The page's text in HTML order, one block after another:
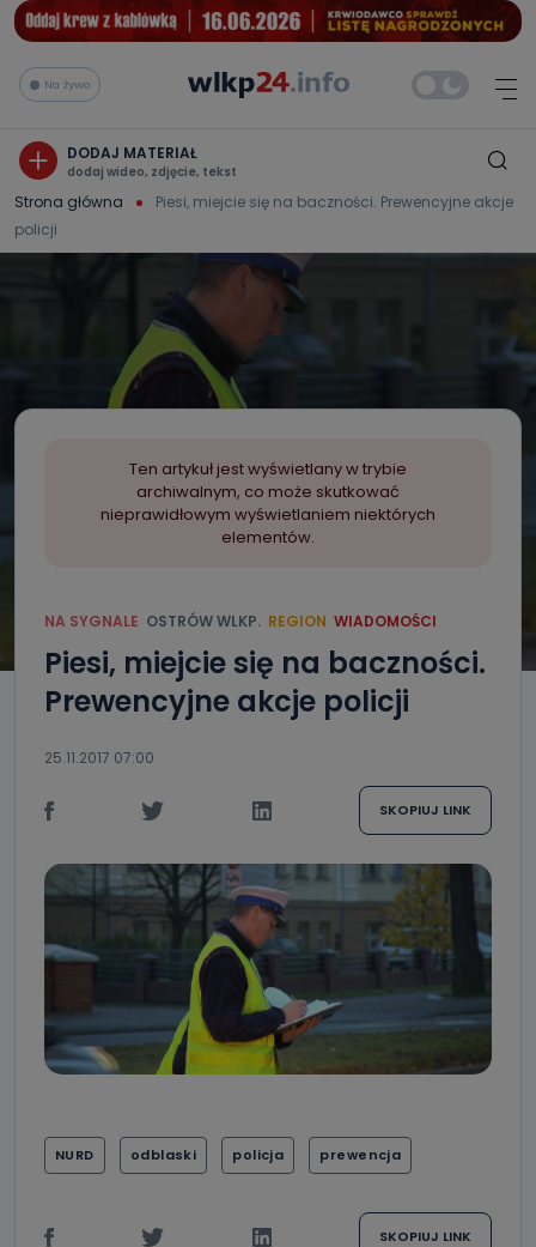
Na żywo
DODAJ MATERIAŁ
dodaj wideo, zdjęcie, tekst
Strona główna
Piesi, miejcie się na baczności. Prewencyjne akcje
policji
Ten artykuł jest wyświetlany w trybie
archiwalnym, co może skutkować
nieprawidłowym wyświetlaniem niektórych
elementów.
NA SYGNALE OSTRÓW WLKP. REGION WIADOMOŚCI
Piesi, miejcie się na baczności.
Prewencyjne akcje policji
25.11.2017 07:00
SKOPIUJ LINK
NURD odblaski policja prewencja
SKOPIUJ LINK